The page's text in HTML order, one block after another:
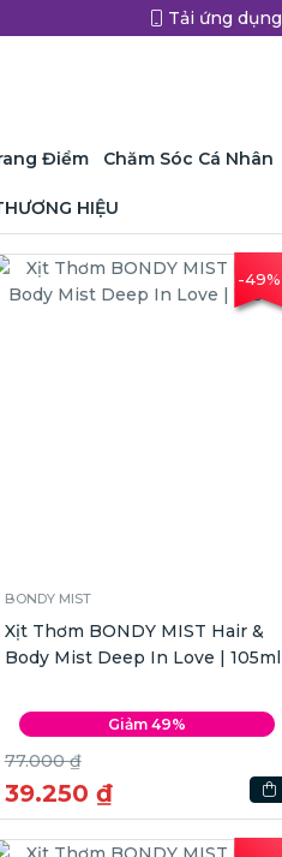
Tải ứng dụng
Điểm Chăm Sóc Cá Nhân
HIỆU
-49%
BONDY MIST
Xịt Thơm BONDY MIST Hair &
Body Mist Deep In Love | 105ml
Giảm 49%
77.000 ₫
39.250 ₫